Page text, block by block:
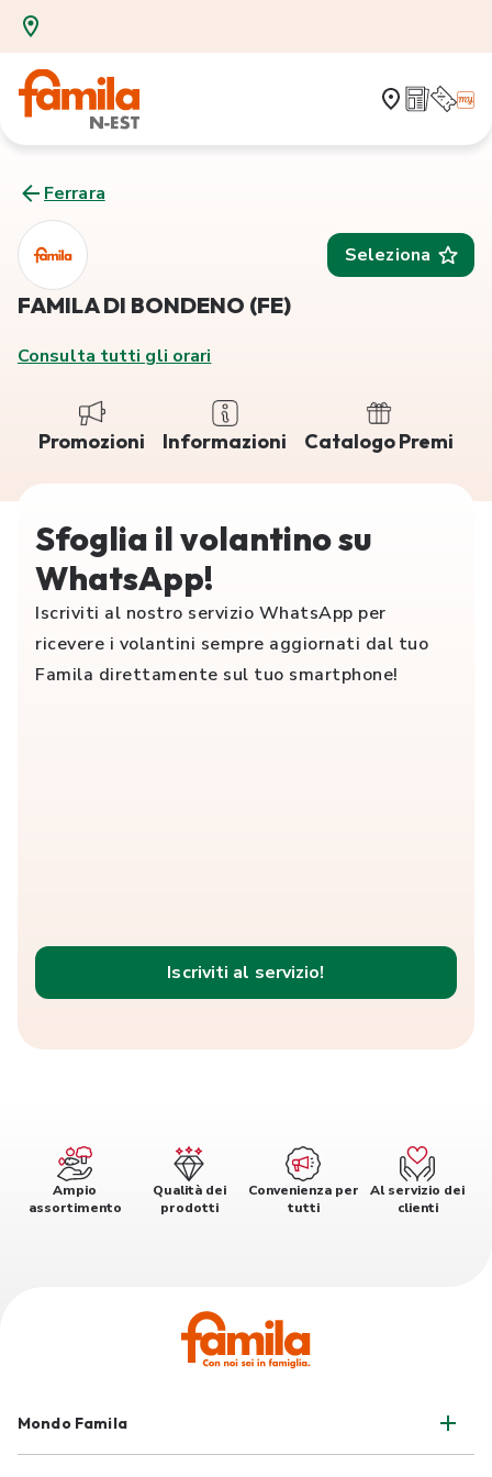
Ferrara
Seleziona
FAMILA DI BONDENO (FE)
Consulta tutti gli orari
Promozioni Informazioni Catalogo Premi
Sfoglia il volantino su
WhatsApp!
Iscriviti al nostro servizio WhatsApp per
ricevere i volantini sempre aggiornati dal tuo
Famila direttamente sul tuo smartphone!
Iscriviti al servizio!
Ampio
assortimento
Qualità dei
prodotti
Convenienza per
tutti
Al servizio dei
clienti
Mondo Famila